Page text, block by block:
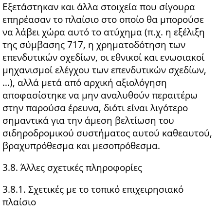
Εξετάστηκαν και άλλα στοιχεία που σίγουρα
επηρέασαν το πλαίσιο στο οποίο θα μπορούσε
να λάβει χώρα αυτό το ατύχημα (π.χ. η εξέλιξη
της σύμβασης 717, η χρηματοδότηση των
επενδυτικών σχεδίων, οι εθνικοί και ενωσιακοί
μηχανισμοί ελέγχου των επενδυτικών σχεδίων,
…), αλλά μετά από αρχική αξιολόγηση
αποφασίστηκε να μην αναλυθούν περαιτέρω
στην παρούσα έρευνα, διότι είναι λιγότερο
σημαντικά για την άμεση βελτίωση του
σιδηροδρομικού συστήματος αυτού καθεαυτού,
βραχυπρόθεσμα και μεσοπρόθεσμα.
3.8. Άλλες σχετικές πληροφορίες
3.8.1. Σχετικές με το τοπικό επιχειρησιακό
πλαίσιο